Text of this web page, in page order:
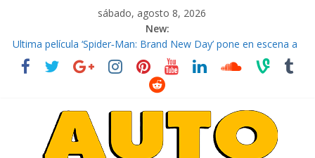
sábado, agosto 8, 2026
New:
El costo de tener un vehículo gana protagonismo a la hora de
decidir
Ultima película ‘Spider‑Man: Brand New Day’ pone en escena a
La Vuelta al Ecuador 2026, edición 47ª, recorre 7 provincias en 8